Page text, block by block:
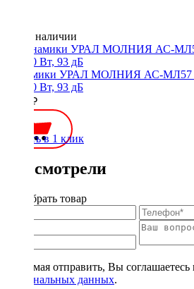
Нет в наличии
Динамики УРАЛ МОЛНИЯ АС-МЛ57
90/180 Вт, 93 дБ
2800 ₽
Купить в 1 клик
Вы смотрели
Подобрать товар
Нажимая отправить, Вы соглашаетесь
персональных данных.